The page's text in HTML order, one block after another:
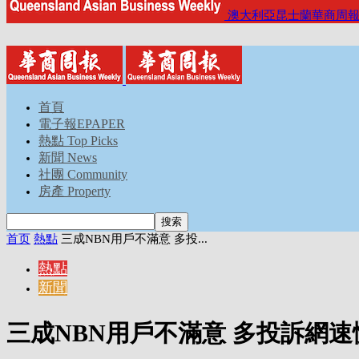
澳大利亞昆士蘭華商周報
首頁
電子報EPAPER
熱點 Top Picks
新聞 News
社團 Community
房產 Property
首页 熱點 三成NBN用戶不滿意 多投...
熱點
新聞
三成NBN用戶不滿意 多投訴網